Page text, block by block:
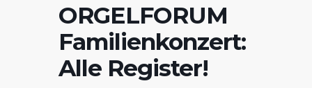
ORGELFORUM
Familienkonzert:
Alle Register!